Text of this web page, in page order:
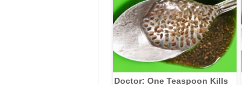
Doctor: One Teaspoon Kills